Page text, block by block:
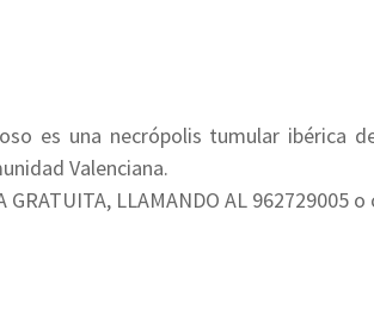
es una necrópolis tumular
Valenciana.
GRATUITA, LLAMANDO AL 962729005